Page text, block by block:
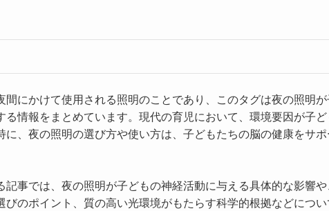
間にかけて使用される照明のことであり、このタグは夜の照明
る情報をまとめています。現代の育児において、環境要因が子
に、夜の照明の選び方や使い方は、子どもたちの脳の健康をサ
記事では、夜の照明が子どもの神経活動に与える具体的な影響
びのポイント、質の高い光環境がもたらす科学的根拠などにつ